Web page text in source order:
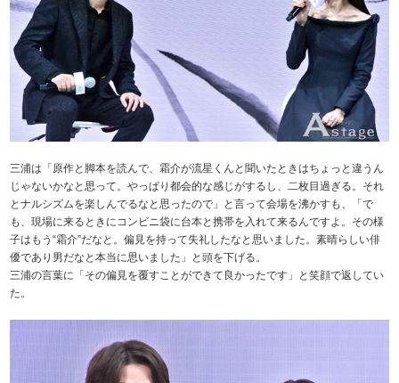
三浦は「原作と脚本を読んで、霜介が流星くんと聞いたときはちょっと違うん
じゃないかなと思って。やっぱり都会的な感じがするし、二枚目過ぎる。それ
とナルシズムを楽しんでるなと思ったので」と言って会場を沸かすも、「で
も、現場に来るときにコンビニ袋に台本と携帯を入れて来るんですよ。その様
子はもう“霜介”だなと。偏見を持って失礼したなと思いました。素晴らしい俳
優であり男だなと本当に思いました」と頭を下げる。
三浦の言葉に「その偏見を覆すことができて良かったです」と笑顔で返してい
た。